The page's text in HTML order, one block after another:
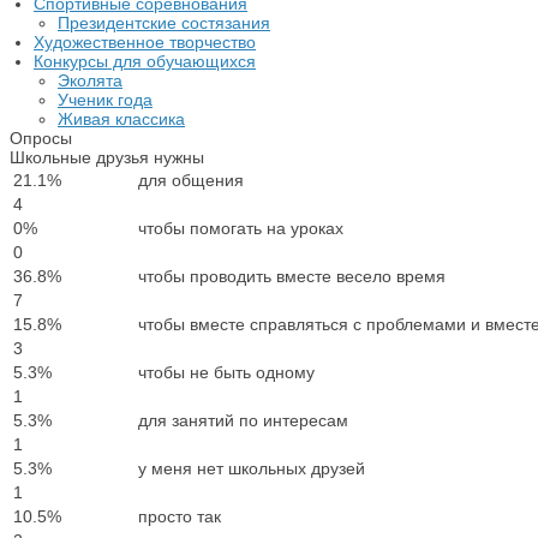
Президентские состязания
Художественное творчество
Конкурсы для обучающихся
Эколята
Ученик года
Живая классика
Опросы
Школьные друзья нужны
21.1%
для общения
4
0%
чтобы помогать на уроках
0
36.8%
чтобы проводить вместе весело время
7
15.8%
чтобы вместе справляться с проблемами и
3
5.3%
чтобы не быть одному
1
5.3%
для занятий по интересам
1
5.3%
у меня нет школьных друзей
1
10.5%
просто так